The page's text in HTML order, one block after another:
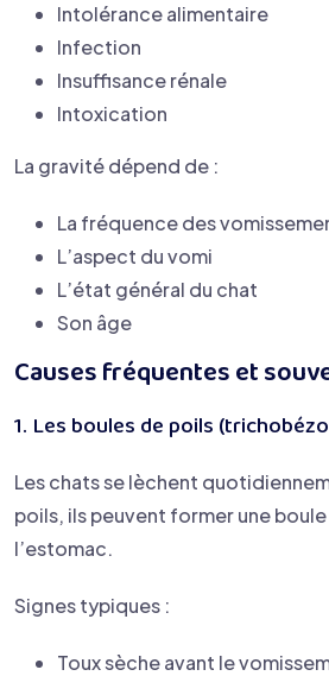
Intolérance alimentaire
Infection
Insuffisance rénale
Intoxication
La gravité dépend de :
La fréquence des
L’aspect du vomi
L’état général du chat
Son âge
Causes fréquentes et
1. Les boules de poils
Les chats se lèchent
poils, ils peuvent former une
l’estomac.
Signes typiques :
Toux sèche avant le